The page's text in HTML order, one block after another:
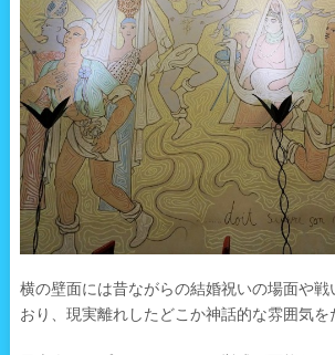
横の壁面には昔ながらの結婚祝いの場面や戦
おり、現実離れしたどこか神話的な雰囲気を